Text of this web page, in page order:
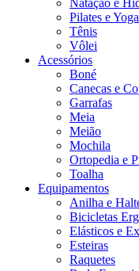
Natação e
Pilates e Yoga
Tênis
Vôlei
Acessórios
Boné
Canecas e
Garrafas
Meia
Meião
Mochila
Ortopedia e
Toalha
Equipamentos
Anilha e
Bicicletas
Elásticos e
Esteiras
Raquetes